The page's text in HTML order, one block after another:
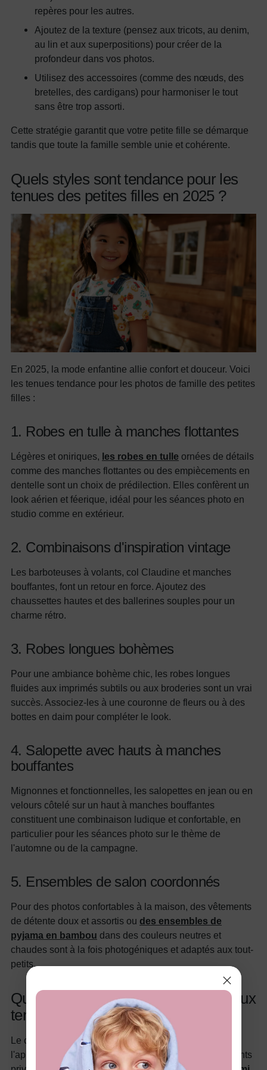
repères pour les autres.
Ajoutez de la texture (pensez aux tricots, au denim,
au lin et aux superpositions) pour créer de la
profondeur dans vos photos.
Utilisez des accessoires (comme des nœuds, des
bretelles, des cardigans) pour harmoniser le tout
sans être trop assorti.
Cette stratégie garantit que votre petite fille se démarque
tandis que toute la famille semble unie et cohérente.
Quels styles sont tendance pour les
tenues des petites filles en 2025 ?
En 2025, la mode enfantine allie confort et douceur. Voici
les tenues tendance pour les photos de famille des petites
filles :
1. Robes en tulle à manches flottantes
Légères et oniriques, les robes en tulle ornées de détails
comme des manches flottantes ou des empiècements en
dentelle sont un choix de prédilection. Elles confèrent un
look aérien et féerique, idéal pour les séances photo en
studio comme en extérieur.
2. Combinaisons d'inspiration vintage
Les barboteuses à volants, col Claudine et manches
bouffantes, font un retour en force. Ajoutez des
chaussettes hautes et des ballerines souples pour un
charme rétro.
3. Robes longues bohèmes
Pour une ambiance bohème chic, les robes longues
fluides aux imprimés subtils ou aux broderies sont un vrai
succès. Associez-les à une couronne de fleurs ou à des
bottes en daim pour compléter le look.
4. Salopette avec hauts à manches
bouffantes
Mignonnes et fonctionnelles, les salopettes en jean ou en
velours côtelé sur un haut à manches bouffantes
constituent une combinaison ludique et confortable, en
particulier pour les séances photo sur le thème de
l'automne ou de la campagne.
5. Ensembles de salon coordonnés
Pour des photos confortables à la maison, des vêtements
de détente doux et assortis ou des ensembles de
pyjama en bambou dans des couleurs neutres et
chaudes sont à la fois photogéniques et adaptés aux tout-
petits.
Quels tissus conviennent le mieux aux
tenues photo pour petites filles ?
Le choix des tissus joue un rôle essentiel dans
l'apparence et le confort des tenues. En 2025, les parents